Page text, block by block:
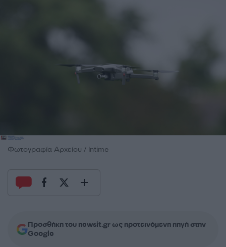
Φωτογραφία Αρχείου / Intime
Προσθήκη του newsit.gr ως προτεινόμενη πηγή στην
Google